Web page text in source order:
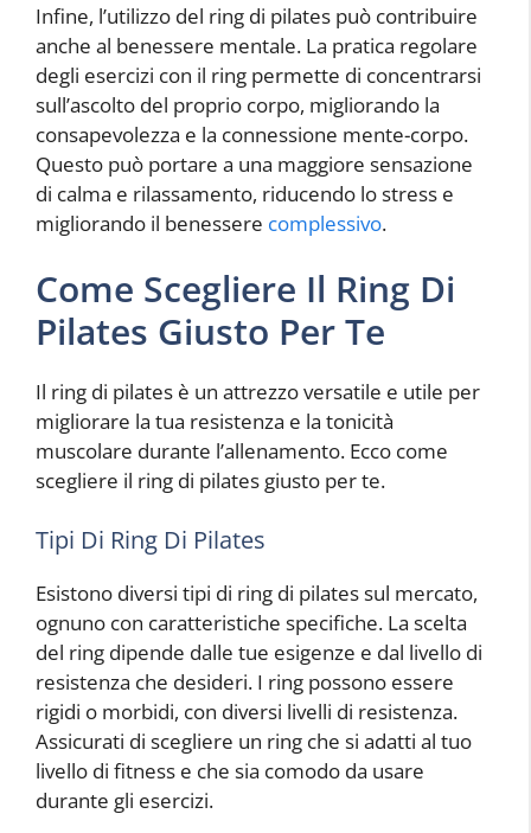
Infine, l’utilizzo del ring di pilates può contribuire
anche al benessere mentale. La pratica regolare
degli esercizi con il ring permette di concentrarsi
sull’ascolto del proprio corpo, migliorando la
consapevolezza e la connessione mente-corpo.
Questo può portare a una maggiore sensazione
di calma e rilassamento, riducendo lo stress e
migliorando il benessere complessivo.
Come Scegliere Il Ring Di
Pilates Giusto Per Te
Il ring di pilates è un attrezzo versatile e utile per
migliorare la tua resistenza e la tonicità
muscolare durante l’allenamento. Ecco come
scegliere il ring di pilates giusto per te.
Tipi Di Ring Di Pilates
Esistono diversi tipi di ring di pilates sul mercato,
ognuno con caratteristiche specifiche. La scelta
del ring dipende dalle tue esigenze e dal livello di
resistenza che desideri. I ring possono essere
rigidi o morbidi, con diversi livelli di resistenza.
Assicurati di scegliere un ring che si adatti al tuo
livello di fitness e che sia comodo da usare
durante gli esercizi.